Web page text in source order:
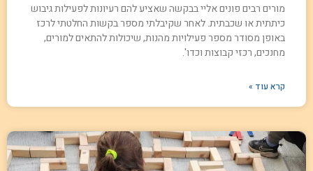
מורים רבים פונים אליי בבקשה שאציע להם רעיונות לפעילות גיבוש
כיתתית או שכבתית. לאחר שקיבלתי מספר בקשות החלטתי לרכז
באופן מסודר מספר פעילויות מהנות, שיכולות להתאים למורים,
מחנכים, רכזי קבוצות וכדו'.
קרא עוד »